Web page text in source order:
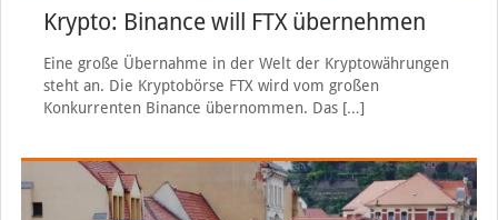
Krypto: Binance will FTX übernehmen
Eine große Übernahme in der Welt der Kryptowährungen
steht an. Die Kryptobörse FTX wird vom großen
Konkurrenten Binance übernommen. Das[…]